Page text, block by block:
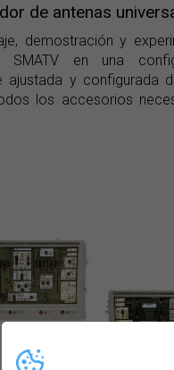
de antenas
demostración y
SMATV en una
ajustada y configurada
los accesorios